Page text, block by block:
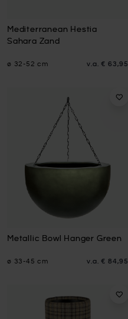
Mediterranean Hestia
Sahara Zand
ø 32-52 cm v.a. € 63,95
Metallic Bowl Hanger Green
ø 33-45 cm v.a. € 84,95